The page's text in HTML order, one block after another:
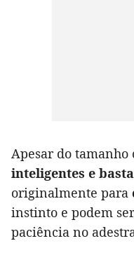
Apesar do tamanho
inteligentes e
originalmente para
instinto e podem
paciência no